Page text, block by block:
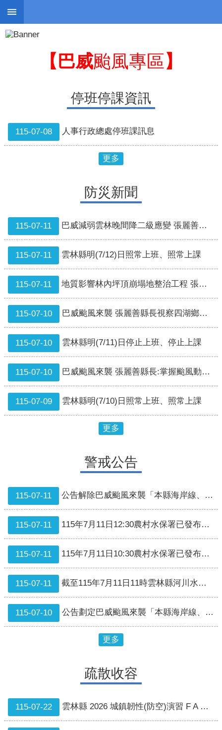
跳到主要內容區塊
進
班
停
課
警
戒
告
疏
散
收
容
捐
款、
募
集
及
災
害
救
運
輸
活
動
場
館
就
醫
資
訊
垃
損
資
訊
:::
【巴威颱風專區】
停班停課資訊
115-07-08 人事行政總處停班課訊息
更多
防災新聞
115-07-11 巴威減弱雲林晚間降二級應變 張麗善縣長指示防災不鬆懈
115-07-11 雲林縣明(7/12)日照常上班、照常上課
115-07-11 地質影響林內坪頂崩塌地整治工程 張麗善縣長與張嘉郡立委將持續向中央爭取加勁護坡經費
115-07-10 巴威颱風來襲 張麗善縣長視察四湖鄉防汛整備 加速大排整治 守護鄉親安全
115-07-10 雲林縣明(7/11)日停止上班、停止上課
115-07-10 巴威颱風來襲 張麗善縣長:掌握颱風動向 做好防颱整備
115-07-09 雲林縣明(7/10)日照常上班、照常上課
更多
警戒公告
115-07-11 公告解除巴威颱風來襲「本縣海岸線、漁港泊地及土石流地區等警戒區域範圍」，自中華民國115年7月11日20時起生效。
115-07-11 115年7月11日12:30農村水保署已發布本縣古坑鄉土石流警戒5條黃色警戒，8條紅色警戒。
115-07-11 115年7月11日10:30農村水保署已發布本縣古坑鄉13條土石流潛勢溪流黃色警戒。
115-07-11 截至115年7月11日11時雲林縣河川水位未達警戒
115-07-10 公告劃定巴威颱風來襲「本縣海岸線、漁港泊地及土石流地區等警戒區域範圍」為危險警戒區，非持有通行證者，不得進入，並自中華民國115年7月10日14時起生效。
更多
疏散收容
115-07-22 雲林縣 2026 城鎮韌性(防空)演習 F A Q 彙整(115年8月10日1 4時30分到15時)